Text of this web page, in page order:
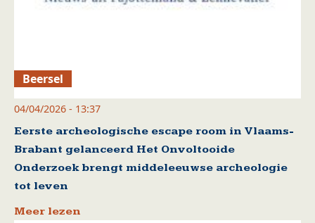
Beersel
04/04/2026 - 13:37
Eerste archeologische escape room in Vlaams-
Brabant gelanceerd Het Onvoltooide
Onderzoek brengt middeleeuwse archeologie
tot leven
Meer lezen